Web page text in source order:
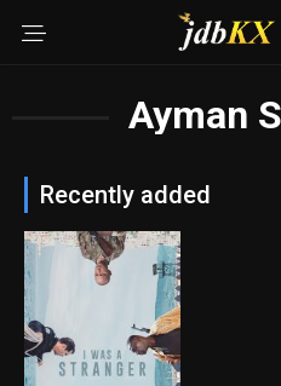
Ayman
Recently added